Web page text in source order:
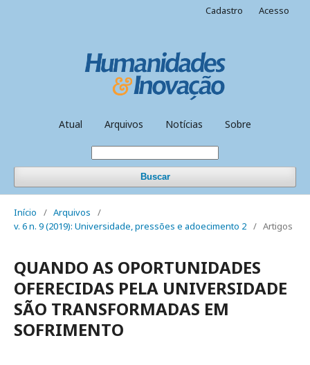
Atual Arquivos Notícias Sobre
Buscar
Cadastro Acesso
Início / Arquivos
/
v. 6 n. 9 (2019): Universidade, pressões e adoecimento 2 / Artigos
QUANDO AS OPORTUNIDADES
OFERECIDAS PELA UNIVERSIDADE
SÃO TRANSFORMADAS EM
SOFRIMENTO